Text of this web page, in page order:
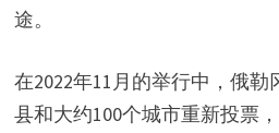
途。
在2022年11月的举行中，俄勒
县和大约100个城市重新投票